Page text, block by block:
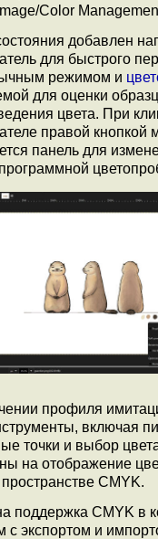
Color
добавлен
для быстрого
режимом и
для оценки
цвета. При
правой кнопкой
панель для
профиля
включая
точки и выбор
на отображение
CMYK.
поддержка CMYK в
с экспортом и